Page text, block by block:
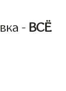
- ВСЁ